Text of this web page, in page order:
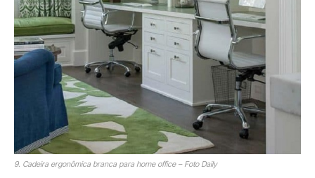
9. Cadeira ergonômica branca para home office – Foto Daily